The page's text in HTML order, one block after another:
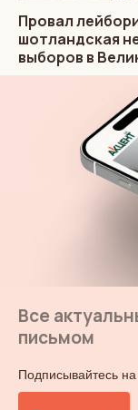
Провал
шотландская
выборов в
Все
письмом
Подписывайтесь